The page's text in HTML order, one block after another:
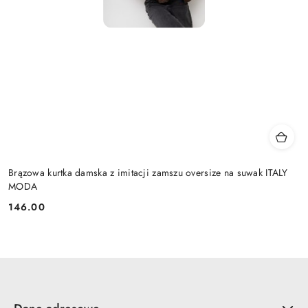
Brązowa kurtka damska z imitacji zamszu oversize na suwak ITALY
MODA
Cena:
146.00